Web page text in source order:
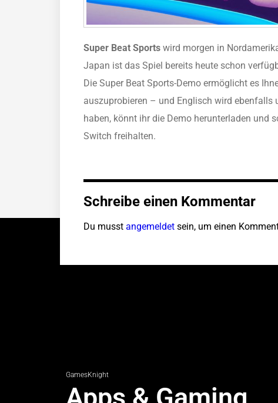
Super Beat Sports wird morgen in
Japan ist das Spiel bereits heute schon
Die Super Beat Sports-Demo ermöglicht es
auszuprobieren – und Englisch wird
haben, könnt ihr die Demo herunterladen und
Switch freihalten.
Schreibe einen Kommentar
Du musst angemeldet sein, um einen
GamesKnight